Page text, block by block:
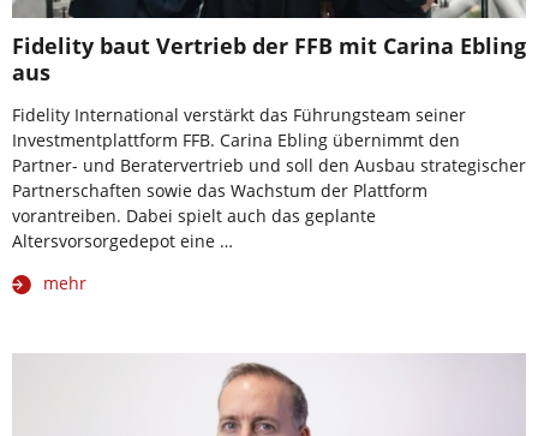
Fidelity baut Vertrieb der FFB mit Carina Ebling
aus
Fidelity International verstärkt das Führungsteam seiner
Investmentplattform FFB. Carina Ebling übernimmt den
Partner- und Beratervertrieb und soll den Ausbau strategischer
Partnerschaften sowie das Wachstum der Plattform
vorantreiben. Dabei spielt auch das geplante
Altersvorsorgedepot eine …
mehr